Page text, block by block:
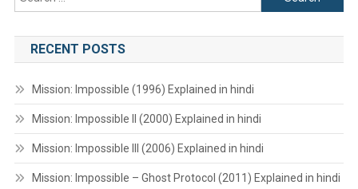
for:
RECENT POSTS
Mission: Impossible (1996) Explained in hindi
Mission: Impossible II (2000) Explained in hindi
Mission: Impossible III (2006) Explained in hindi
Mission: Impossible – Ghost Protocol (2011) Explained in hindi